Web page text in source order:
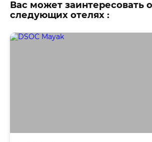
Вас может заинтересовать
следующих отелях :